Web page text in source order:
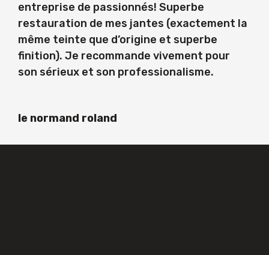
entreprise de passionnés! Superbe
restauration de mes jantes (exactement la
même teinte que d’origine et superbe
finition). Je recommande vivement pour
son sérieux et son professionalisme.
le normand roland